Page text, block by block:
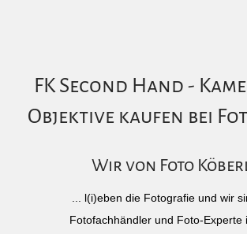
FK Second Hand -
Objektive kaufen bei
Wir von Foto
... l(i)eben die Fotografie und wir
Fotofachhändler und Foto-Experte